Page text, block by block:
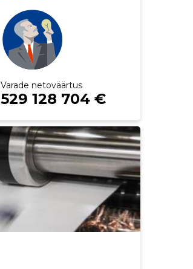
Varade netoväärtus
529 128 704 €